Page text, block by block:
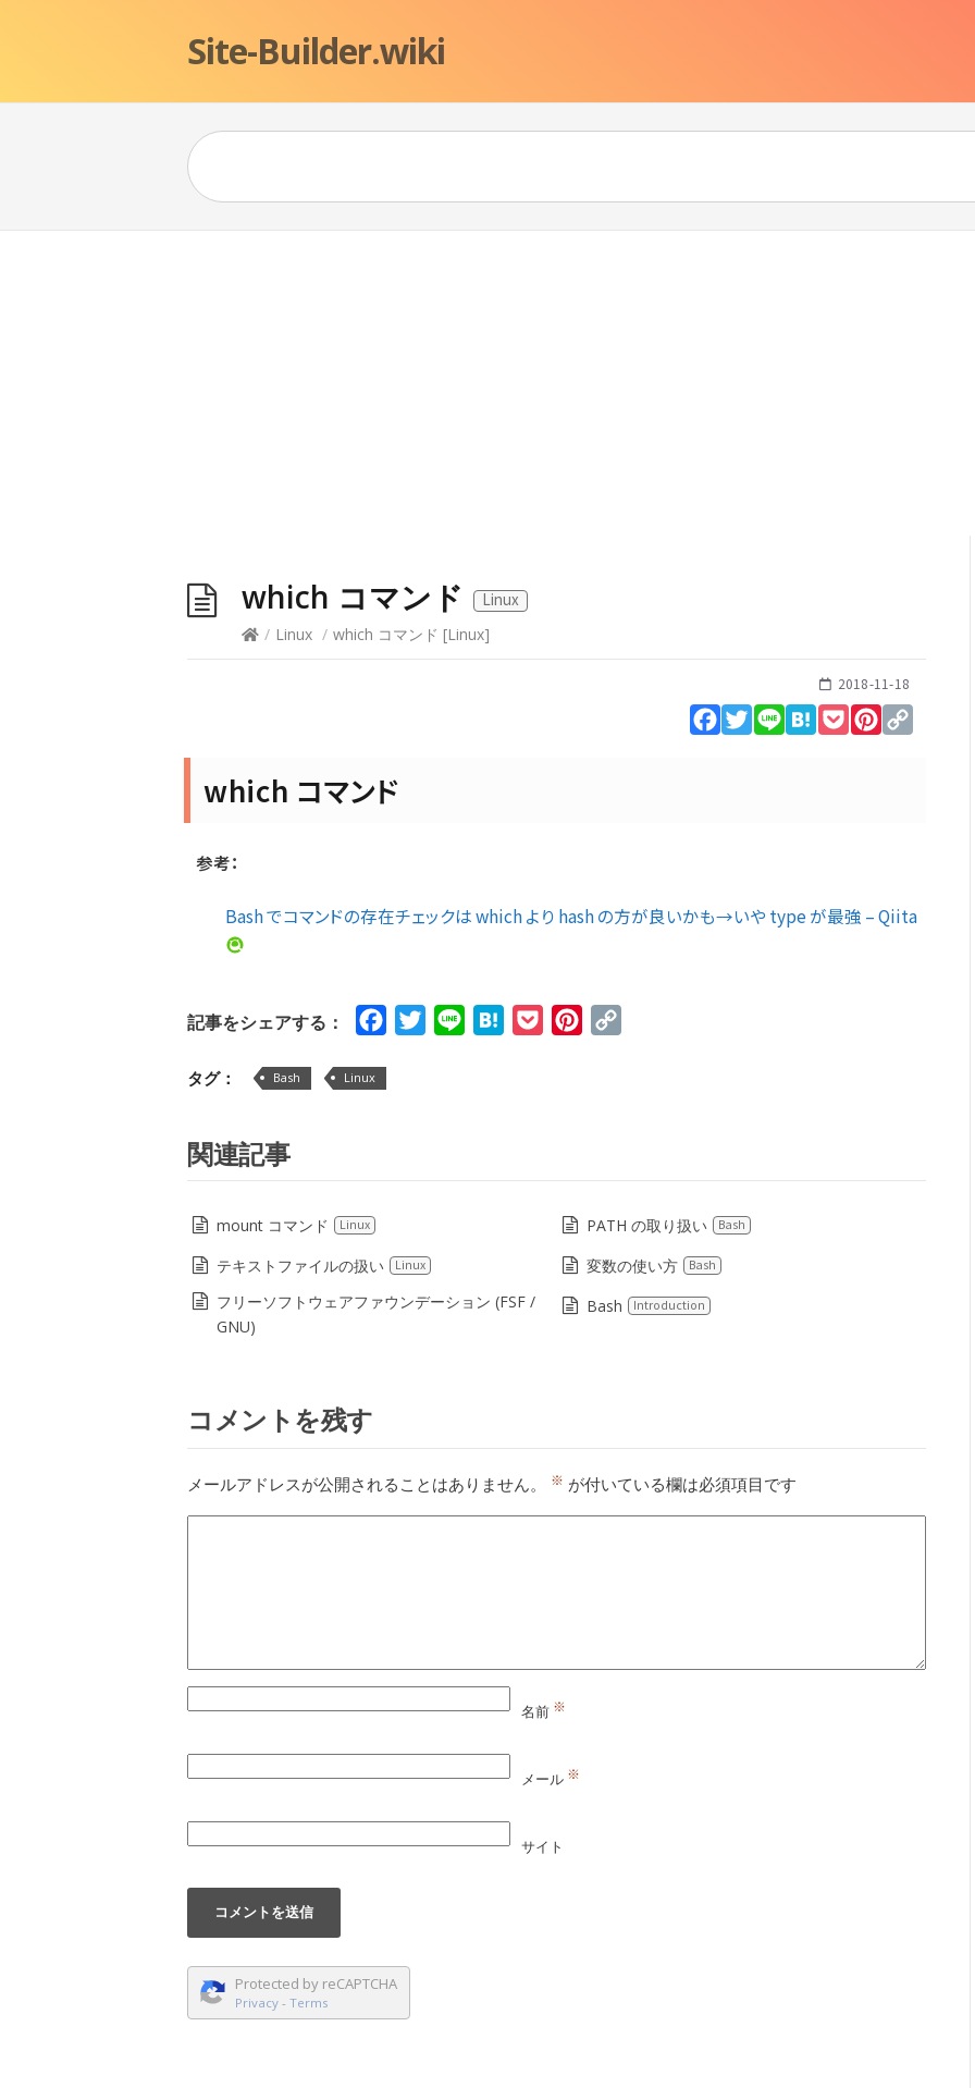
Site-Builder.wiki
which コマンド
Linux
/ Linux / which コマンド [Linux]
2018-11-18
Facebook
Twitter
Line HatenaPocketPinterest
which コマンド
参考：
Bash でコマンドの存在チェックは which より hash の方が良いかも→いや type が最強 – Qiita
記事をシェアする： FacebookTwitterLine HatenaPocketPinterest
タグ： Bash Linux
関連記事
mount コマンド Linux PATH の取り扱い Bash
テキストファイルの扱い Linux 変数の使い方 Bash
フリーソフトウェアファウンデーション (FSF /
GNU)
Bash Introduction
コメントを残す
メールアドレスが公開されることはありません。 ※ が付いている欄は必須項目です
名前 ※
メール ※
サイト
Protected by reCAPTCHA
Privacy - Terms